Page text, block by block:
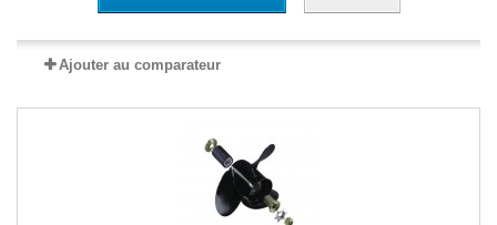
Ajouter au comparateur